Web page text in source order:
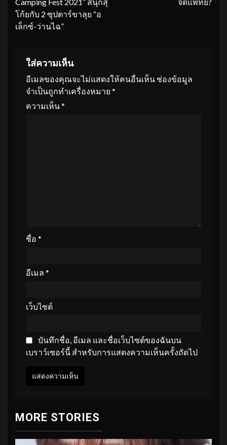
โก้ยกับ 2 ซุปตาร์ขาลุย “อ
เล็กซ์-ว่านไฉ”
ใส่ความเห็น
อีเมลของคุณจะไม่แสดงให้คนอื่นเห็น ช่องข้อมูล
จำเป็นถูกทำเครื่องหมาย *
ความเห็น*
ชื่อ *
อีเมล *
เว็บไซต์
บันทึกชื่อ, อีเมล และชื่อเว็บไซต์ของฉันบน
เบราว์เซอร์นี้ สำหรับการแสดงความเห็นครั้งถัดไป
MORE STORIES